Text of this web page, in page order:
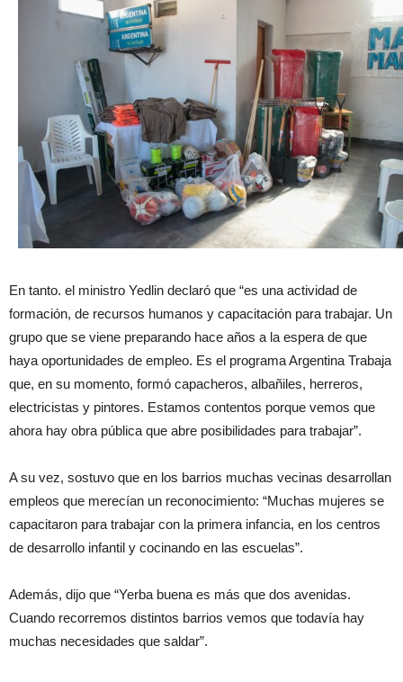
En tanto. el ministro Yedlin declaró que “es una actividad de
formación, de recursos humanos y capacitación para trabajar. Un
grupo que se viene preparando hace años a la espera de que
haya oportunidades de empleo. Es el programa Argentina Trabaja
que, en su momento, formó capacheros, albañiles, herreros,
electricistas y pintores. Estamos contentos porque vemos que
ahora hay obra pública que abre posibilidades para trabajar”.
A su vez, sostuvo que en los barrios muchas vecinas desarrollan
empleos que merecían un reconocimiento: “Muchas mujeres se
capacitaron para trabajar con la primera infancia, en los centros
de desarrollo infantil y cocinando en las escuelas”.
Además, dijo que “Yerba buena es más que dos avenidas.
Cuando recorremos distintos barrios vemos que todavía hay
muchas necesidades que saldar”.